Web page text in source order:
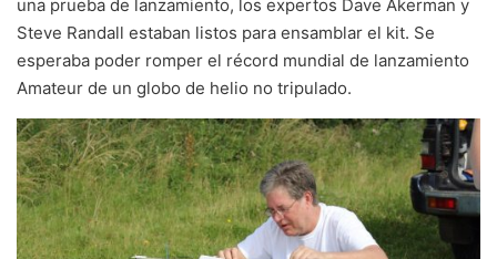
una prueba de lanzamiento, los expertos Dave Akerman y
Steve Randall estaban listos para ensamblar el kit. Se
esperaba poder romper el récord mundial de lanzamiento
Amateur de un globo de helio no tripulado.